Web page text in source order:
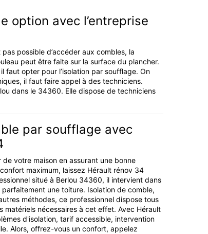
option avec l’entreprise
possible d’accéder aux combles, la
peut être faite sur la surface du plancher.
faut opter pour l’isolation par soufflage. On
il faut faire appel à des techniciens.
dans le 34360. Elle dispose de techniciens
par soufflage avec
votre maison en assurant une bonne
maximum, laissez Hérault rénov 34
situé à Berlou 34360, il intervient dans
une toiture. Isolation de comble,
méthodes, ce professionnel dispose tous
matériels nécessaires à cet effet. Avec Hérault
d'isolation, tarif accessible, intervention
Alors, offrez-vous un confort, appelez